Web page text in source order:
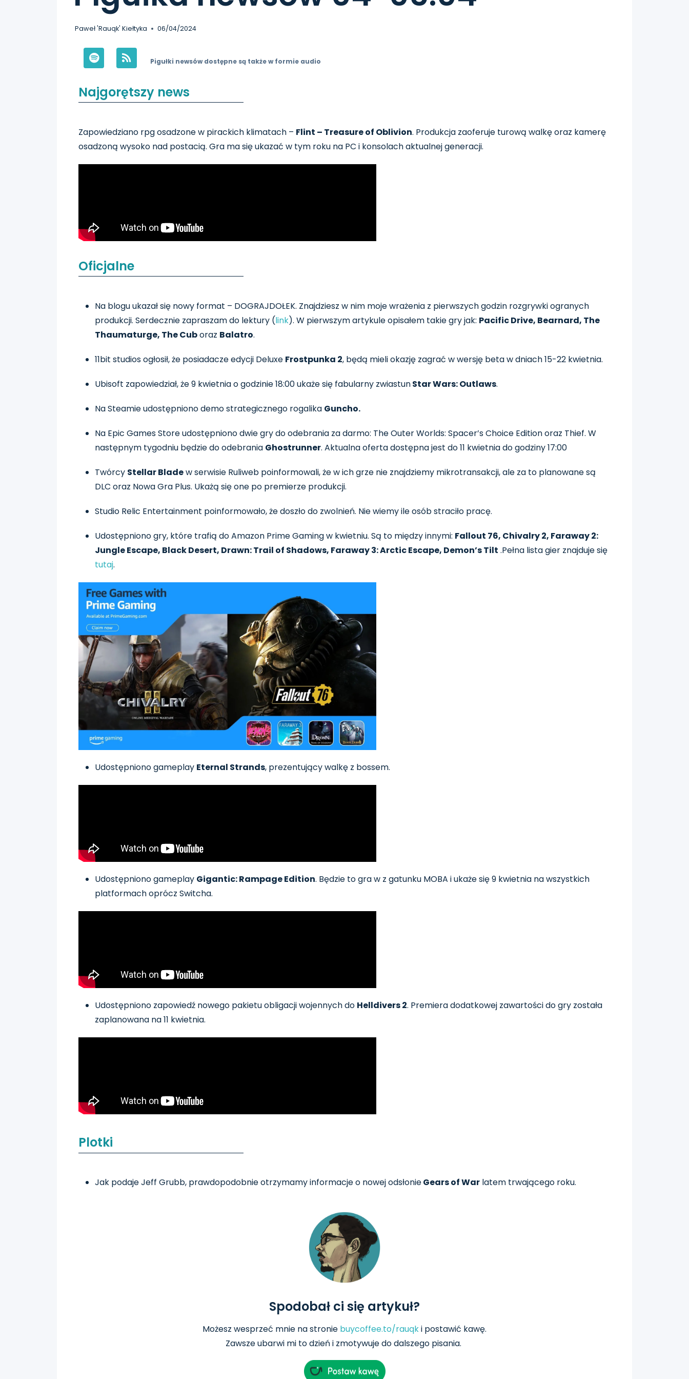
Paweł 'Rauqk' Kiełtyka 06/04/2024
Pigułki newsów dostępne są także w formie audio
Najgorętszy news
Zapowiedziano rpg osadzone w pirackich klimatach – Flint – Treasure of Oblivion. Produkcja zaoferuje turową walkę oraz kamerę
osadzoną wysoko nad postacią. Gra ma się ukazać w tym roku na PC i konsolach aktualnej generacji.
Oficjalne
Na blogu ukazał się nowy format – DOGRAJDOŁEK. Znajdziesz w nim moje wrażenia z pierwszych godzin rozgrywki ogranych
produkcji. Serdecznie zapraszam do lektury (link). W pierwszym artykule opisałem takie gry jak: Pacific Drive, Bearnard, The
Thaumaturge, The Cuboraz Balatro.
11bit studios ogłosił, że posiadacze edycji Deluxe Frostpunka 2, będą mieli okazję zagrać w wersję beta w dniach 15-22 kwietnia.
Ubisoft zapowiedział, że 9 kwietnia o godzinie 18:00 ukaże się fabularny zwiastunStar Wars: Outlaws.
Na Steamie udostępniono demo strategicznego rogalika Guncho.
Na Epic Games Store udostępniono dwie gry do odebrania za darmo: The Outer Worlds: Spacer’s Choice Edition oraz Thief. W
następnym tygodniu będzie do odebrania Ghostrunner. Aktualna oferta dostępna jest do 11 kwietnia do godziny 17:00
Twórcy Stellar Bladew serwisie Ruliweb poinformowali, że w ich grze nie znajdziemy mikrotransakcji, ale za to planowane są
DLC oraz Nowa Gra Plus. Ukażą się one po premierze produkcji.
Studio Relic Entertainment poinformowało, że doszło do zwolnień. Nie wiemy ile osób straciło pracę.
Udostępniono gry, które trafią do Amazon Prime Gaming w kwietniu. Są to między innymi: Fallout 76, Chivalry 2, Faraway 2:
Jungle Escape, Black Desert, Drawn: Trail of Shadows, Faraway 3: Arctic Escape, Demon’s Tilt .Pełna lista gier znajduje się
tutaj.
Udostępniono gameplay Eternal Strands, prezentujący walkę z bossem.
Udostępniono gameplay Gigantic: Rampage Edition. Będzie to gra w z gatunku MOBA i ukaże się 9 kwietnia na wszystkich
platformach oprócz Switcha.
Udostępniono zapowiedź nowego pakietu obligacji wojennych do Helldivers 2. Premiera dodatkowej zawartości do gry została
zaplanowana na 11 kwietnia.
Plotki
Jak podaje Jeff Grubb, prawdopodobnie otrzymamy informacje o nowej odsłonieGears of War latem trwającego roku.
Spodobał ci się artykuł?
Możesz wesprzeć mnie nastronie buycoffee.to/rauqki postawić kawę.
Zawsze ubarwi mi to dzień i zmotywuje do dalszego pisania.